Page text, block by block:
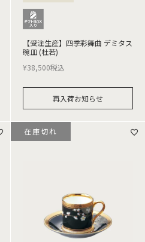
【受注生産】四季彩舞曲 デミタス
碗皿 (杜若)
¥38,500税込
再入荷お知らせ
在庫切れ